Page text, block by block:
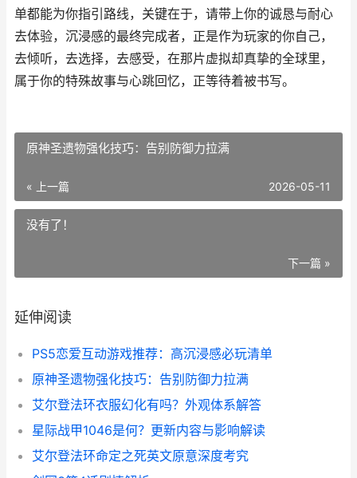
单都能为你指引路线，关键在于，请带上你的诚恳与耐心
去体验，沉浸感的最终完成者，正是作为玩家的你自己，
去倾听，去选择，去感受，在那片虚拟却真挚的全球里，
属于你的特殊故事与心跳回忆，正等待着被书写。
原神圣遗物强化技巧：告别防御力拉满
« 上一篇 2026-05-11
没有了！
下一篇 »
延伸阅读
PS5恋爱互动游戏推荐：高沉浸感必玩清单
原神圣遗物强化技巧：告别防御力拉满
艾尔登法环衣服幻化有吗？外观体系解答
星际战甲1046是何？更新内容与影响解读
艾尔登法环命定之死英文原意深度考究